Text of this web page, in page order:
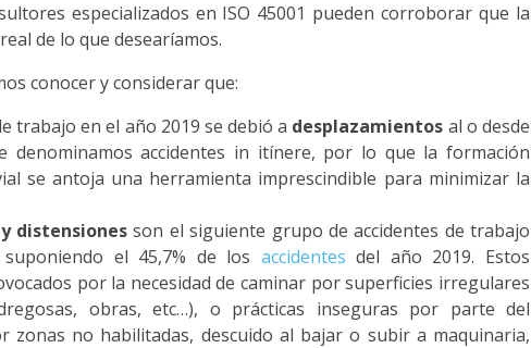
especializados en ISO 45001 pueden corroborar que la
de lo que desearíamos.
conocer y considerar que:
trabajo en el año 2019 se debió a desplazamientos al o desde
accidentes in itínere, por lo que la formación
se antoja una herramienta imprescindible para minimizar la
y distensionesson el siguiente grupo de accidentes de trabajo
el 45,7% de los accidentes del año 2019. Estos
por la necesidad de caminar por superficies irregulares
obras, etc…), o prácticas inseguras por parte del
zonas no habilitadas, descuido al bajar o subir a maquinaria,